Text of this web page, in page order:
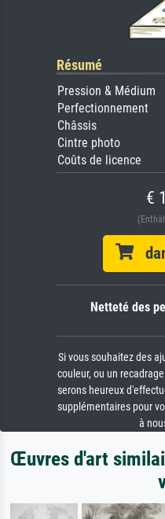
Résumé
Pression & Médium
Perfectionnement
Châssis
Cintre photo
Coûts de licence
€
Netteté des
Si vous souhaitez des
couleur, ou un
serons heureux
supplémentaires pour
à
Œuvres d'art